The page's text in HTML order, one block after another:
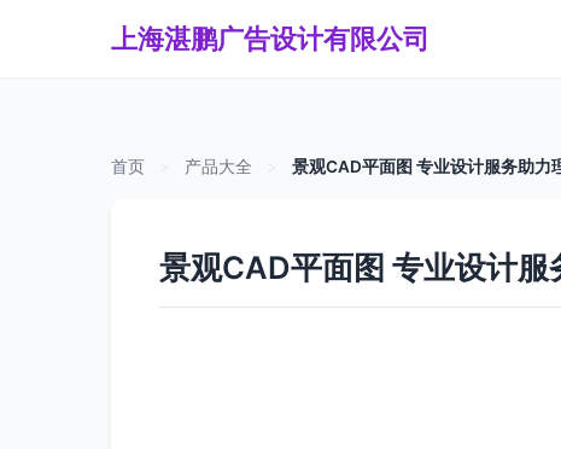
上海湛鹏广告设计有限公司
首页 产品大全 景观CAD平面图 专业设计服务助力
景观CAD平面图 专业设计